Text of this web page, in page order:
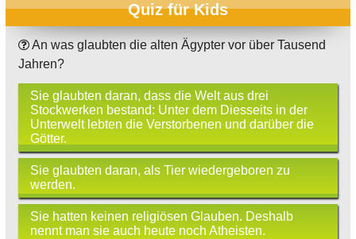
Quiz für Kids
An was glaubten die alten Ägypter vor über Tausend
Jahren?
Sie glaubten daran, dass die Welt aus drei
Stockwerken bestand: Unter dem Diesseits in der
Unterwelt lebten die Verstorbenen und darüber die
Götter.
Sie glaubten daran, als Tier wiedergeboren zu
werden.
Sie hatten keinen religiösen Glauben. Deshalb
nennt man sie auch heute noch Atheisten.